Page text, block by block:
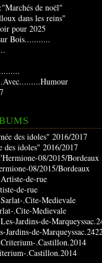
de noël"
dans les reins"
pour 2025
Bois...........
des idoles" 2016/2017
08/2015/Bordeaux
de-rue
.Cite-Medievale
Jardins-de-
.Castillon.2014